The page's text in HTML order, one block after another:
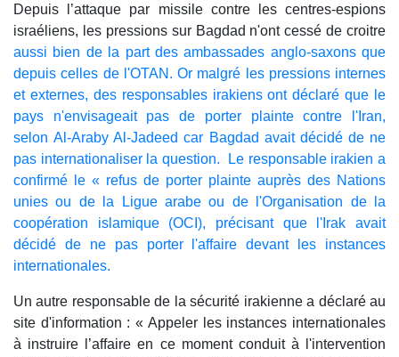
Depuis l’attaque par missile contre les centres-espions
israéliens, les pressions sur Bagdad n'ont cessé de croitre
aussi bien de la part des ambassades anglo-saxons que
depuis celles de l'OTAN. Or malgré les pressions internes
et externes, des responsables irakiens ont déclaré que le
pays n'envisageait pas de porter plainte contre l'Iran,
selon Al-Araby Al-Jadeed car Bagdad avait décidé de ne
pas internationaliser la question. Le responsable irakien a
confirmé le « refus de porter plainte auprès des Nations
unies ou de la Ligue arabe ou de l'Organisation de la
coopération islamique (OCI), précisant que l'Irak avait
décidé de ne pas porter l'affaire devant les instances
internationales.
Un autre responsable de la sécurité irakienne a déclaré au
site d'information : « Appeler les instances internationales
à instruire l’affaire en ce moment conduit à l'intervention